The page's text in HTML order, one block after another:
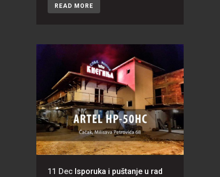
READ MORE
11 Dec Isporuka i puštanje u rad